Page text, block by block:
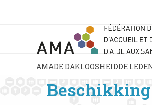
AMADE DAKLOOSHEIDDE
Beschikking